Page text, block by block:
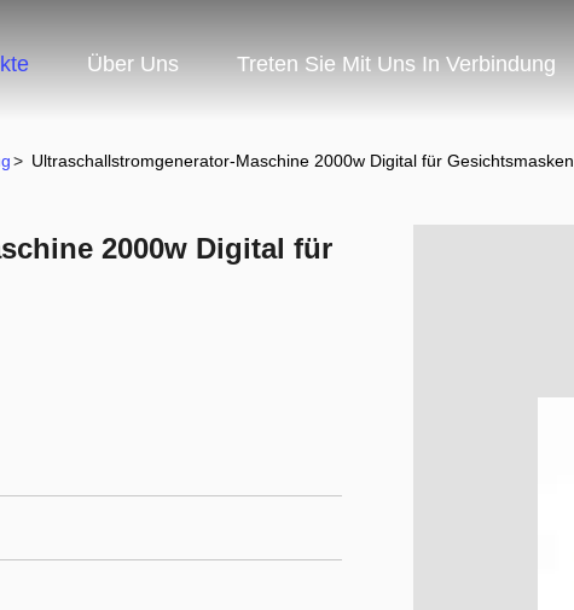
Über Uns Treten Sie Mit Uns In Verbindung
> Ultraschallstromgenerator-Maschine 2000w Digital für Gesichtsmasken
2000w Digital für